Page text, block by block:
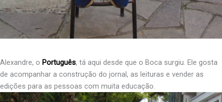
Alexandre, o Português, tá aqui desde que o Boca surgiu. Ele gosta
de acompanhar a construção do jornal, as leituras e vender as
edições para as pessoas com muita educação.